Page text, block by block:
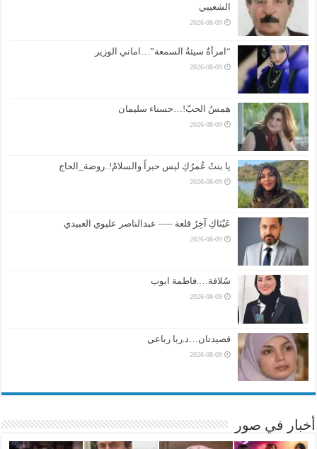
الشعيبي
2026-08-09
“امرأةٌ سيئةُ السمعة”…اماني الوزير
2026-08-09
همسُ الحبّ!…حسناء سليمان
2026-08-09
يا بنتُ عُمرُكِ ليس حبراً والسلامْ!..روضة_الحاج
2026-08-09
عَيْنَاكِ آخِرُ قلعة —– عبدالناصر عليوي العبيدي
2026-08-09
سُلافة….فاطمة ايوب
2026-08-09
قصيدتان…د.ربا رباعي
2026-08-09
أخبار في صور